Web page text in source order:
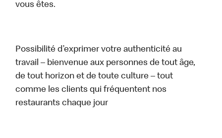
vous êtes.
Possibilité d’exprimer votre authenticité au
travail – bienvenue aux personnes de tout âge,
de tout horizon et de toute culture – tout
comme les clients qui fréquentent nos
restaurants chaque jour